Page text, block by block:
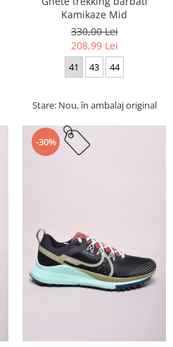
Kamikaze Mid
330,00 Lei
208,99 Lei
41 43 44
Stare: Nou, în ambalaj original
-30%